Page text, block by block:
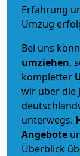
Erfahrung
Umzug
Bei uns
umziehen,
kompletter
wir über die
unterwegs.
Angebote
Überblick